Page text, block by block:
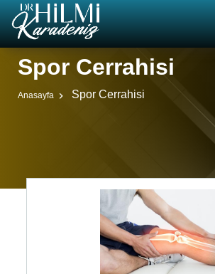
Spor Cerrahisi
Anasayfa Spor Cerrahisi